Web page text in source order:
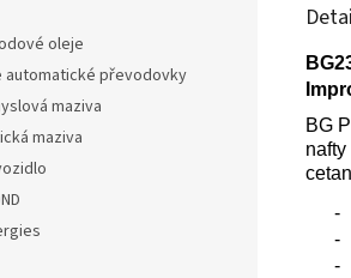
oleje
automatické převodovky
maziva
maziva
BG
-
-
-